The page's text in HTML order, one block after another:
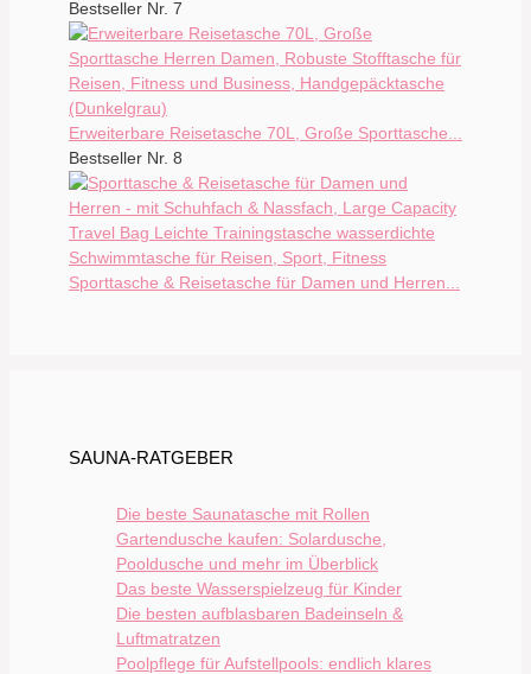
Bestseller Nr. 7
Erweiterbare Reisetasche 70L, Große Sporttasche...
Bestseller Nr. 8
Sporttasche & Reisetasche für Damen und Herren...
SAUNA-RATGEBER
Die beste Saunatasche mit Rollen
Gartendusche kaufen: Solardusche,
Pooldusche und mehr im Überblick
Das beste Wasserspielzeug für Kinder
Die besten aufblasbaren Badeinseln &
Luftmatratzen
Poolpflege für Aufstellpools: endlich klares